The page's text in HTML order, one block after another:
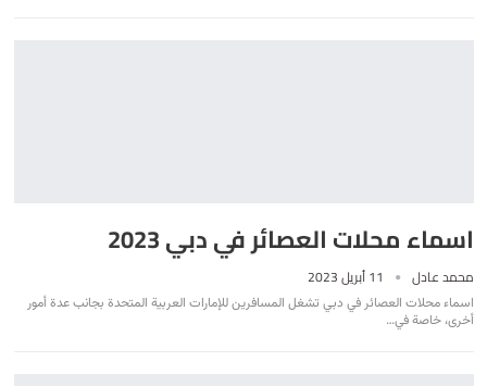
اسماء محلات العصائر في دبي 2023
محمد عادل 11 أبريل 2023
اسماء محلات العصائر في دبي تشغل المسافرين للإمارات العربية المتحدة بجانب عدة أمور
أخرى، خاصة في…